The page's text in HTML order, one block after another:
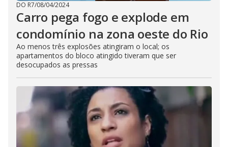
DO R7/08/04/2024
Carro pega fogo e explode em
condomínio na zona oeste do Rio
Ao menos três explosões atingiram o local; os
apartamentos do bloco atingido tiveram que ser
desocupados as pressas